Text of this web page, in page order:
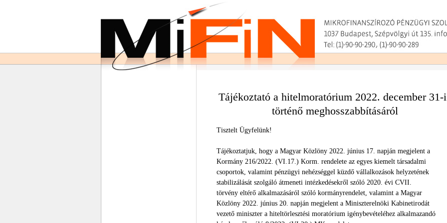
Tájékoztató a hitelmoratórium 2022. december 31-
történő meghosszabbításáról
Tisztelt Ügyfelünk!
Tájékoztatjuk, hogy a Magyar Közlöny 2022. június 17. napján megjelent a
Kormány 216/2022. (VI.17.) Korm. rendelete az egyes kiemelt társadalmi
csoportok, valamint pénzügyi nehézséggel küzdő vállalkozások helyzetének
stabilizálását szolgáló átmeneti intézkedésekről szóló 2020. évi CVII.
törvény eltérő alkalmazásáról szóló kormányrendelet, valamint a Magyar
Közlöny 2022. június 20. napján megjelent a Miniszterelnöki Kabinetirodát
vezető miniszter a hiteltörlesztési moratórium igénybevételéhez alkalmazandó